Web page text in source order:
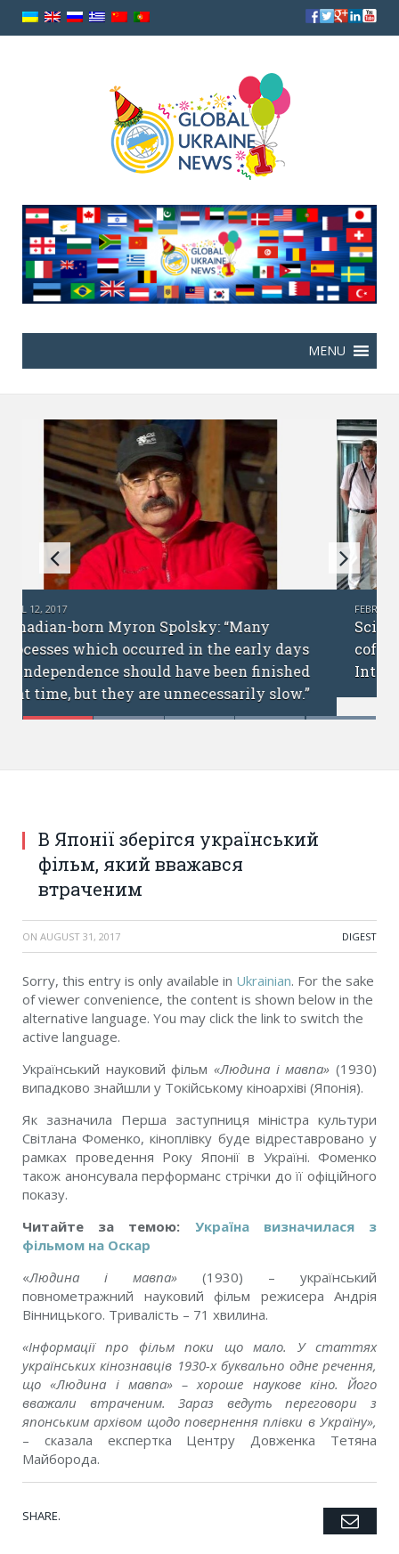
FEBRUARY 6, 2017
Science without borders: interview with
cofounders of the Ukrainian Academic
International Network
В Японії зберігся український
фільм, який вважався
втраченим
ON AUGUST 31, 2017 DIGEST
Sorry, this entry is only available in Ukrainian. For the sake
of viewer convenience, the content is shown below in the
alternative language. You may click the link to switch the
active language.
Український науковий фільм «Людина і мавпа» (1930)
випадково знайшли у Токійському кіноархіві (Японія).
Як зазначила Перша заступниця міністра культури
Світлана Фоменко, кіноплівку буде відреставровано у
рамках проведення Року Японії в Україні. Фоменко
також анонсувала перформанс стрічки до її офіційного
показу.
Читайте за темою: Україна визначилася з
фільмом на Оскар
«Людина і мавпа» (1930) – український
повнометражний науковий фільм режисера Андрія
Вінницького. Тривалість – 71 хвилина.
«Інформації про фільм поки що мало. У статтях
українських кінознавців 1930-х буквально одне речення,
що «Людина і мавпа» – хороше наукове кіно. Його
вважали втраченим. Зараз ведуть переговори з
японським архівом щодо повернення плівки в Україну»,
– сказала експертка Центру Довженка Тетяна
Майборода.
SHARE. Twitter
Facebook
Google+
Pinterest
LinkedIn
Tumblr